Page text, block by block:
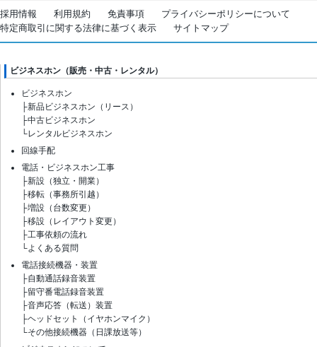
採用情報 利用規約 免責事項
プライバシーポリシーについて
特定商取引に関する法律に基づく表示
サイトマップ
ビジネスホン（販売・中古・レンタル）
ビジネスホン
├新品ビジネスホン（リース）
├中古ビジネスホン
└レンタルビジネスホン
回線手配
電話・ビジネスホン工事
├新設（独立・開業）
├移転（事務所引越）
├増設（台数変更）
├移設（レイアウト変更）
├工事依頼の流れ
└よくある質問
電話接続機器・装置
├自動通話録音装置
├留守番電話録音装置
├音声応答（転送）装置
├ヘッドセット（イヤホンマイク）
└その他接続機器（日課放送等）